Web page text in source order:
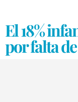
El 18%
por falta